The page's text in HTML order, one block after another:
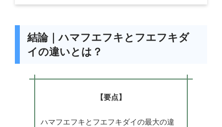
結論｜ハマフエフキとフエフキダ
イの違いとは？
【要点】
ハマフエフキとフエフキダイの最大の違